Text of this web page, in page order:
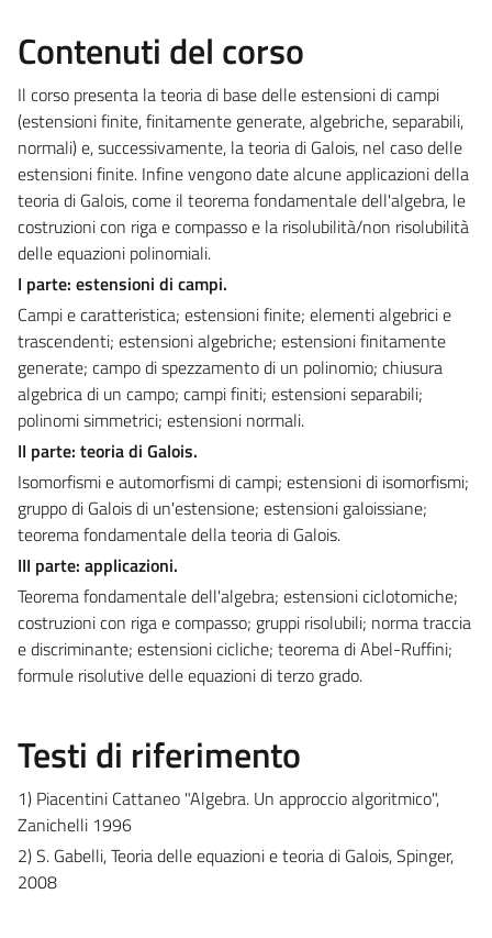
Contenuti del corso
Il corso presenta la teoria di base delle estensioni di campi
(estensioni finite, finitamente generate, algebriche, separabili,
normali) e, successivamente, la teoria di Galois, nel caso delle
estensioni finite. Infine vengono date alcune applicazioni della
teoria di Galois, come il teorema fondamentale dell'algebra, le
costruzioni con riga e compasso e la risolubilità/non risolubilità
delle equazioni polinomiali.
I parte: estensioni di campi.
Campi e caratteristica; estensioni finite; elementi algebrici e
trascendenti; estensioni algebriche; estensioni finitamente
generate; campo di spezzamento di un polinomio; chiusura
algebrica di un campo; campi finiti; estensioni separabili;
polinomi simmetrici; estensioni normali.
II parte: teoria di Galois.
Isomorfismi e automorfismi di campi; estensioni di isomorfismi;
gruppo di Galois di un'estensione; estensioni galoissiane;
teorema fondamentale della teoria di Galois.
III parte: applicazioni.
Teorema fondamentale dell'algebra; estensioni ciclotomiche;
costruzioni con riga e compasso; gruppi risolubili; norma traccia
e discriminante; estensioni cicliche; teorema di Abel-Ruffini;
formule risolutive delle equazioni di terzo grado.
Testi di riferimento
1) Piacentini Cattaneo "Algebra. Un approccio algoritmico",
Zanichelli 1996
2) S. Gabelli, Teoria delle equazioni e teoria di Galois, Spinger,
2008